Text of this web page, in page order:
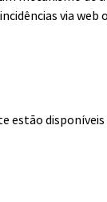
via
estão